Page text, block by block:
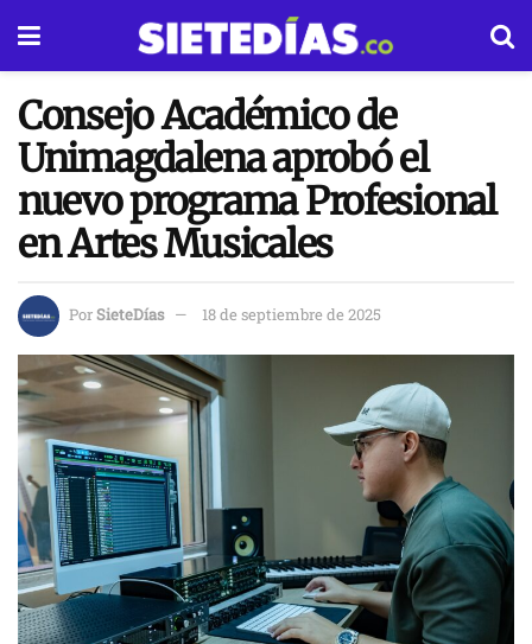
Consejo Académico de
Unimagdalena aprobó el
nuevo programa Profesional
en Artes Musicales
PorSieteDías 18 de septiembre de 2025